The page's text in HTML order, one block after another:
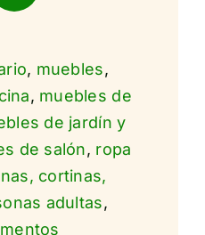
, muebles,
, muebles de
de jardín y
de salón, ropa
cortinas,
adultas,